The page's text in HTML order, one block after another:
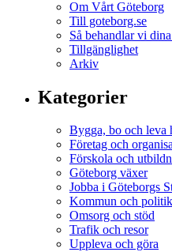
Om Vårt Göteborg
Till goteborg.se
Så behandlar vi
Tillgänglighet
Arkiv
Kategorier
Bygga, bo och leva
Företag och
Förskola och
Göteborg växer
Jobba i Göteborgs
Kommun och politik
Omsorg och stöd
Trafik och resor
Uppleva och göra